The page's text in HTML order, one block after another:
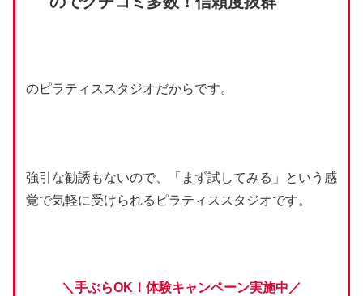
のピラティススタジオだからです。
強引な勧誘もないので、「まず試してみる」という感
覚で気軽に受けられるピラティススタジオです。
＼手ぶらOK！体験キャンペーン実施中／